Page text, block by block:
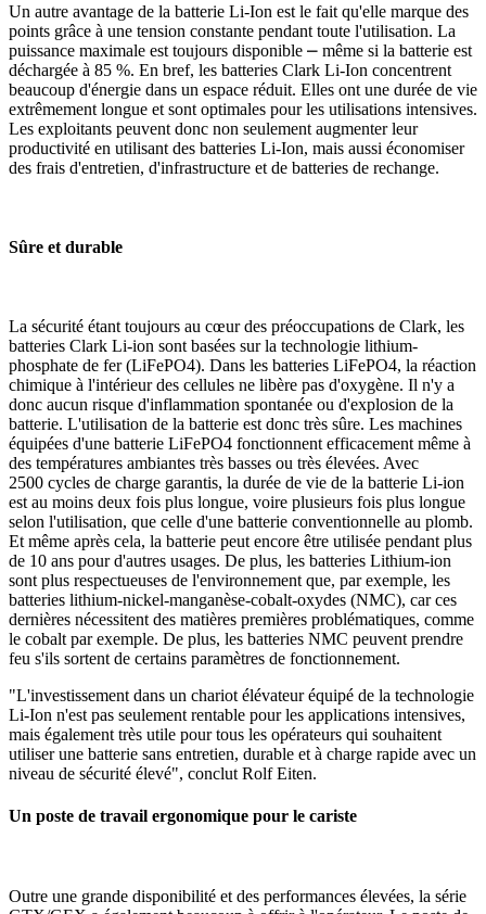
Un autre avantage de la batterie Li-Ion est le fait qu'elle marque des
points grâce à une tension constante pendant toute l'utilisation. La
puissance maximale est toujours disponible ⎼ même si la batterie est
déchargée à 85 %. En bref, les batteries Clark Li-Ion concentrent
beaucoup d'énergie dans un espace réduit. Elles ont une durée de vie
extrêmement longue et sont optimales pour les utilisations intensives.
Les exploitants peuvent donc non seulement augmenter leur
productivité en utilisant des batteries Li-Ion, mais aussi économiser
des frais d'entretien, d'infrastructure et de batteries de rechange.
Sûre et durable
La sécurité étant toujours au cœur des préoccupations de Clark, les
batteries Clark Li-ion sont basées sur la technologie lithium-
phosphate de fer (LiFePO4). Dans les batteries LiFePO4, la réaction
chimique à l'intérieur des cellules ne libère pas d'oxygène. Il n'y a
donc aucun risque d'inflammation spontanée ou d'explosion de la
batterie. L'utilisation de la batterie est donc très sûre. Les machines
équipées d'une batterie LiFePO4 fonctionnent efficacement même à
des températures ambiantes très basses ou très élevées. Avec
2500 cycles de charge garantis, la durée de vie de la batterie Li-ion
est au moins deux fois plus longue, voire plusieurs fois plus longue
selon l'utilisation, que celle d'une batterie conventionnelle au plomb.
Et même après cela, la batterie peut encore être utilisée pendant plus
de 10 ans pour d'autres usages. De plus, les batteries Lithium-ion
sont plus respectueuses de l'environnement que, par exemple, les
batteries lithium-nickel-manganèse-cobalt-oxydes (NMC), car ces
dernières nécessitent des matières premières problématiques, comme
le cobalt par exemple. De plus, les batteries NMC peuvent prendre
feu s'ils sortent de certains paramètres de fonctionnement.
"L'investissement dans un chariot élévateur équipé de la technologie
Li-Ion n'est pas seulement rentable pour les applications intensives,
mais également très utile pour tous les opérateurs qui souhaitent
utiliser une batterie sans entretien, durable et à charge rapide avec un
niveau de sécurité élevé", conclut Rolf Eiten.
Un poste de travail ergonomique pour le cariste
Outre une grande disponibilité et des performances élevées, la série